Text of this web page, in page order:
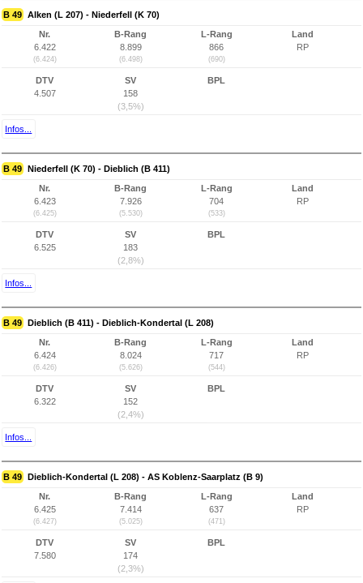
B 49 Alken (L 207) - Niederfell (K 70)
Nr.
6.422
(6.424)
B-Rang
8.899
(6.498)
L-Rang
866
(690)
Land
RP
DTV
4.507
SV
158
(3,5%)
BPL
Infos...
B 49 Niederfell (K 70) - Dieblich (B 411)
Nr.
6.423
(6.425)
B-Rang
7.926
(5.530)
L-Rang
704
(533)
Land
RP
DTV
6.525
SV
183
(2,8%)
BPL
Infos...
B 49 Dieblich (B 411) - Dieblich-Kondertal (L 208)
Nr.
6.424
(6.426)
B-Rang
8.024
(5.626)
L-Rang
717
(544)
Land
RP
DTV
6.322
SV
152
(2,4%)
BPL
Infos...
B 49 Dieblich-Kondertal (L 208) - AS Koblenz-Saarplatz (B 9)
Nr.
6.425
(6.427)
B-Rang
7.414
(5.025)
L-Rang
637
(471)
Land
RP
DTV
7.580
SV
174
(2,3%)
BPL